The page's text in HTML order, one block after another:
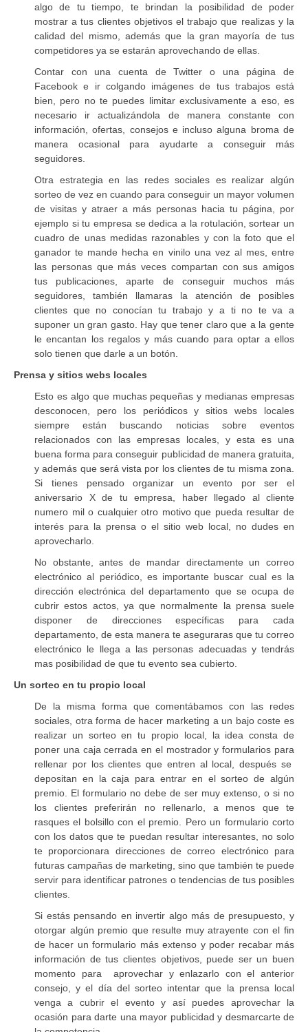
algo de tu tiempo, te brindan la posibilidad de poder
mostrar a tus clientes objetivos el trabajo que realizas y la
calidad del mismo, además que la gran mayoría de tus
competidores ya se estarán aprovechando de ellas.
Contar con una cuenta de Twitter o una página de
Facebook e ir colgando imágenes de tus trabajos está
bien, pero no te puedes limitar exclusivamente a eso, es
necesario ir actualizándola de manera constante con
información, ofertas, consejos e incluso alguna broma de
manera ocasional para ayudarte a conseguir más
seguidores.
Otra estrategia en las redes sociales es realizar algún
sorteo de vez en cuando para conseguir un mayor volumen
de visitas y atraer a más personas hacia tu página, por
ejemplo si tu empresa se dedica a la rotulación, sortear un
cuadro de unas medidas razonables y con la foto que el
ganador te mande hecha en vinilo una vez al mes, entre
las personas que más veces compartan con sus amigos
tus publicaciones, aparte de conseguir muchos más
seguidores, también llamaras la atención de posibles
clientes que no conocían tu trabajo y a ti no te va a
suponer un gran gasto. Hay que tener claro que a la gente
le encantan los regalos y más cuando para optar a ellos
solo tienen que darle a un botón.
Prensa y sitios webs locales
Esto es algo que muchas pequeñas y medianas empresas
desconocen, pero los periódicos y sitios webs locales
siempre están buscando noticias sobre eventos
relacionados con las empresas locales, y esta es una
buena forma para conseguir publicidad de manera gratuita,
y además que será vista por los clientes de tu misma zona.
Si tienes pensado organizar un evento por ser el
aniversario X de tu empresa, haber llegado al cliente
numero mil o cualquier otro motivo que pueda resultar de
interés para la prensa o el sitio web local, no dudes en
aprovecharlo.
No obstante, antes de mandar directamente un correo
electrónico al periódico, es importante buscar cual es la
dirección electrónica del departamento que se ocupa de
cubrir estos actos, ya que normalmente la prensa suele
disponer de direcciones específicas para cada
departamento, de esta manera te aseguraras que tu correo
electrónico le llega a las personas adecuadas y tendrás
mas posibilidad de que tu evento sea cubierto.
Un sorteo en tu propio local
De la misma forma que comentábamos con las redes
sociales, otra forma de hacer marketing a un bajo coste es
realizar un sorteo en tu propio local, la idea consta de
poner una caja cerrada en el mostrador y formularios para
rellenar por los clientes que entren al local, después se
depositan en la caja para entrar en el sorteo de algún
premio. El formulario no debe de ser muy extenso, o si no
los clientes preferirán no rellenarlo, a menos que te
rasques el bolsillo con el premio. Pero un formulario corto
con los datos que te puedan resultar interesantes, no solo
te proporcionara direcciones de correo electrónico para
futuras campañas de marketing, sino que también te puede
servir para identificar patrones o tendencias de tus posibles
clientes.
Si estás pensando en invertir algo más de presupuesto, y
otorgar algún premio que resulte muy atrayente con el fin
de hacer un formulario más extenso y poder recabar más
información de tus clientes objetivos, puede ser un buen
momento para aprovechar y enlazarlo con el anterior
consejo, y el día del sorteo intentar que la prensa local
venga a cubrir el evento y así puedes aprovechar la
ocasión para darte una mayor publicidad y desmarcarte de